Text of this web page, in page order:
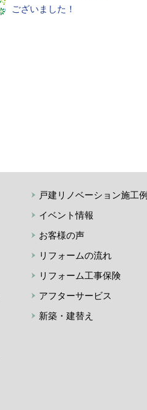
ございました！
戸建リノベーション施工例
イベント情報
お客様の声
リフォームの流れ
リフォーム工事保険
アフターサービス
新築・建替え